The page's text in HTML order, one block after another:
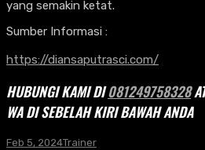
yang semakin ketat.
Sumber Informasi :
https://diansaputrasci.com/
HUBUNGI KAMI DI081249758328
WA DI SEBELAH KIRI BAWAH ANDA
Feb 5, 2024Trainer